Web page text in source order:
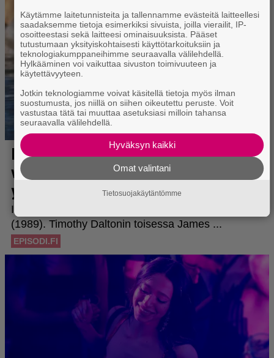
Käytämme laitetunnisteita ja tallennamme evästeitä laitteellesi
saadaksemme tietoja esimerkiksi sivuista, joilla vierailit, IP-
osoitteestasi sekä laitteesi ominaisuuksista. Pääset
tutustumaan yksityiskohtaisesti käyttötarkoituksiin ja
teknologiakumppaneihimme seuraavalla välilehdellä.
Hylkääminen voi vaikuttaa sivuston toimivuuteen ja
käytettävyyteen.
Jotkin teknologiamme voivat käsitellä tietoja myös ilman
suostumusta, jos niillä on siihen oikeutettu peruste. Voit
vastustaa tätä tai muuttaa asetuksiasi milloin tahansa
seuraavalla välilehdellä.
Hyväksyn kaikki
Omat valintani
Tietosuojakäytäntömme